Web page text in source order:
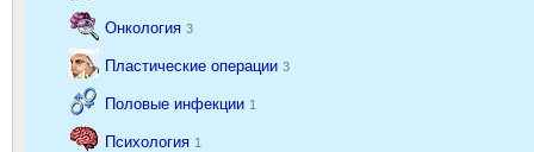
Онкология 3
Пластические операции 3
Половые инфекции 1
Психология 1